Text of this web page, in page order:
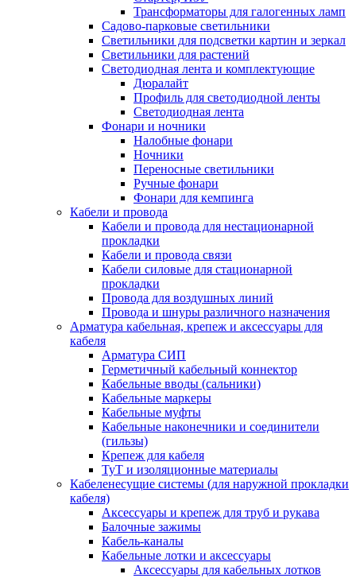
Трансформаторы для галогенных ламп
Садово-парковые светильники
Светильники для подсветки картин и зеркал
Светильники для растений
Светодиодная лента и комплектующие
Дюралайт
Профиль для светодиодной ленты
Светодиодная лента
Фонари и ночники
Налобные фонари
Ночники
Переносные светильники
Ручные фонари
Фонари для кемпинга
Кабели и провода
Кабели и провода для нестационарной
прокладки
Кабели и провода связи
Кабели силовые для стационарной
прокладки
Провода для воздушных линий
Провода и шнуры различного назначения
Арматура кабельная, крепеж и аксессуары для
кабеля
Арматура СИП
Герметичный кабельный коннектор
Кабельные вводы (сальники)
Кабельные маркеры
Кабельные муфты
Кабельные наконечники и соединители
(гильзы)
Крепеж для кабеля
ТуТ и изоляционные материалы
Кабеленесущие системы (для наружной прокладки
кабеля)
Аксессуары и крепеж для труб и рукава
Балочные зажимы
Кабель-каналы
Кабельные лотки и аксессуары
Аксессуары для кабельных лотков